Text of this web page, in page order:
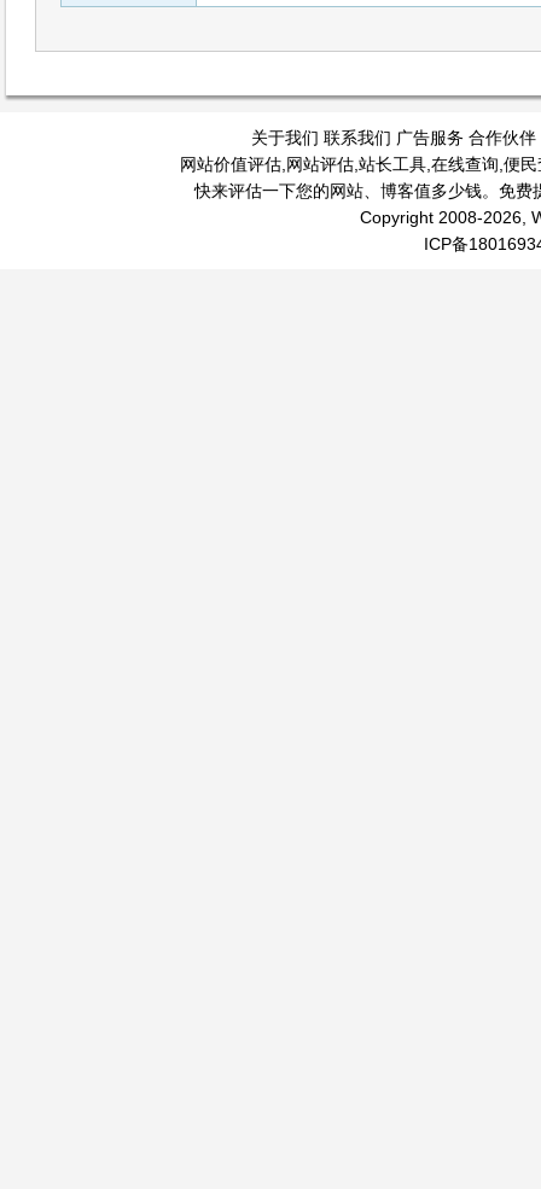
关于我们 联系我们 广告服务 合作伙伴
网站价值评估, 网站评估, 站长工具, 在线查询 便民
快来评估一下您的网站、博客值多少钱。免
Copyright 2008-2026,
ICP备